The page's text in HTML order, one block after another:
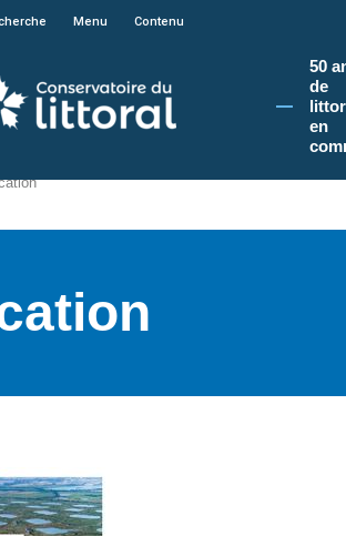
sur le site du Conservatoire du littoral, vous
Menu Contenu
50
de
en